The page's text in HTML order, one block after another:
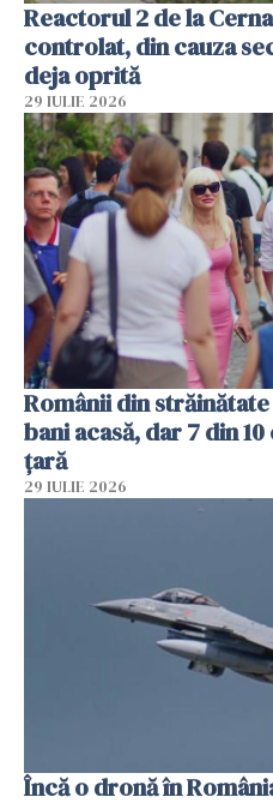
Reactorul 2 de la
controlat, din cauza
deja oprită
29 IULIE 2026
Românii din
bani acasă, dar 7 din
țară
29 IULIE 2026
Încă o dronă în